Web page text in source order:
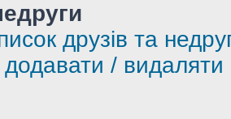
друзів та
/ видаляти